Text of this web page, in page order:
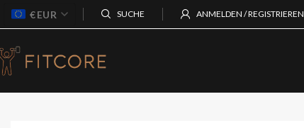
€EUR SUCHE ANMELDEN / REGISTRIEREN